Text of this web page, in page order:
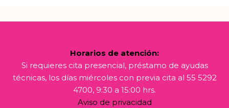
Horarios de atención:
Si requieres cita presencial, préstamo de ayudas
técnicas, los días miércoles con previa cita al 55 5292
4700, 9:30 a 15:00 hrs.
Aviso de privacidad